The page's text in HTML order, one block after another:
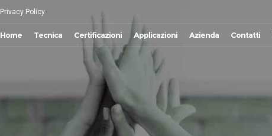
Privacy Policy
Home Tecnica Certificazioni Applicazioni Azienda Contatti